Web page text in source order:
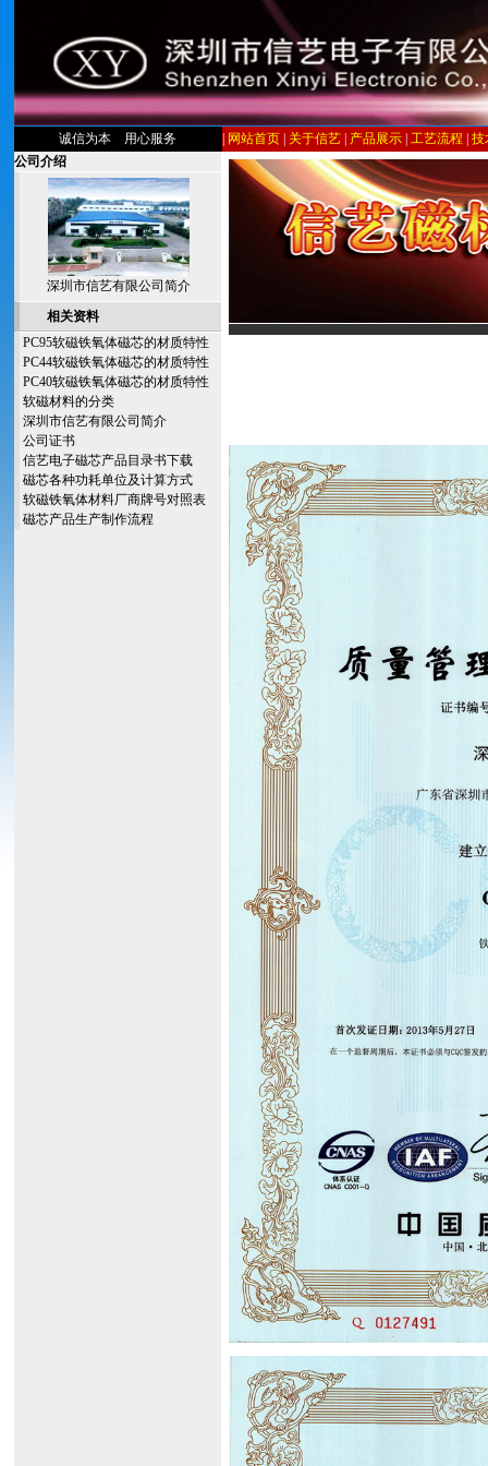
诚信为本 用心服务 网站首页 关于信艺 产品展示 工艺流程
技
公司介绍
深圳市信艺有限公司简介
相关资料
PC95软磁铁氧体磁芯的材质特性
PC44软磁铁氧体磁芯的材质特性
PC40软磁铁氧体磁芯的材质特性
软磁材料的分类
深圳市信艺有限公司简介
公司证书
信艺电子磁芯产品目录书下载
磁芯各种功耗单位及计算方式
软磁铁氧体材料厂商牌号对照表
磁芯产品生产制作流程